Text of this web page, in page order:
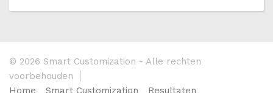
© 2026 Smart Customization - Alle rechten
voorbehouden
Home
Smart Customization Resultaten